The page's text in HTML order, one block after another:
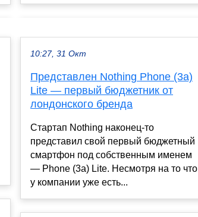
10:27, 31 Окт
Представлен Nothing Phone (3a)
Lite — первый бюджетник от
лондонского бренда
Стартап Nothing наконец-то
представил свой первый бюджетный
смартфон под собственным именем
— Phone (3a) Lite. Несмотря на то что
у компании уже есть...